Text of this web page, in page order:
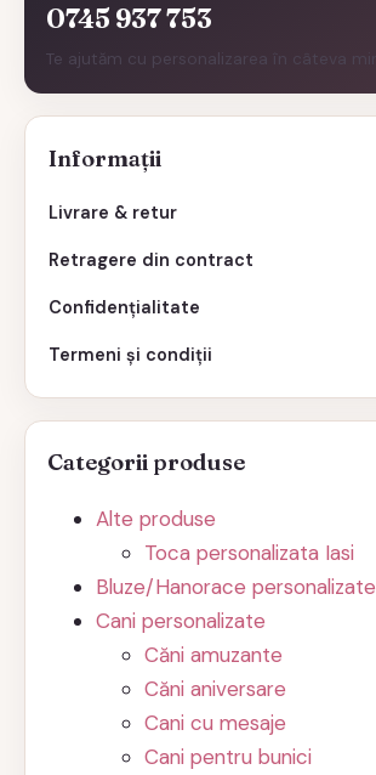
0745 937 753
Te ajutăm cu personalizarea în câteva
Informații
Livrare & retur
Retragere din contract
Confidențialitate
Termeni și condiții
Categorii produse
Alte produse
Toca personalizata Iasi
Bluze/Hanorace personalizate
Cani personalizate
Căni amuzante
Căni aniversare
Cani cu mesaje
Cani pentru bunici